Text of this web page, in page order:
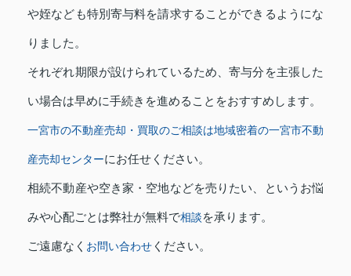
や姪なども特別寄与料を請求することができるようにな
りました。
それぞれ期限が設けられているため、寄与分を主張した
い場合は早めに手続きを進めることをおすすめします。
一宮市の不動産売却・買取のご相談は地域密着の一宮市不動
産売却センターにお任せください。
相続不動産や空き家・空地などを売りたい、というお悩
みや心配ごとは弊社が無料で相談を承ります。
ご遠慮なく お問い合わせ ください。